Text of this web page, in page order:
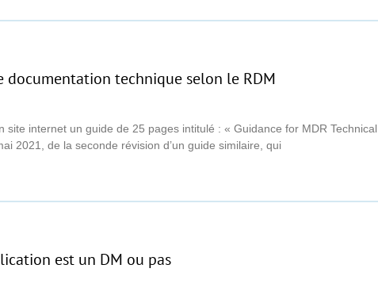
documentation technique selon le RDM
internet un guide de 25 pages intitulé : « Guidance for MDR Technical
2021, de la seconde révision d’un guide similaire, qui
est un DM ou pas